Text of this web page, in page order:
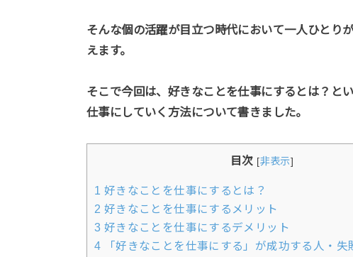
そんな個の活躍が目立つ時代において一人ひとり
えます。
そこで今回は、好きなことを仕事にするとは？と
仕事にしていく方法について書きました。
目次 [非表示]
1 好きなことを仕事にするとは？
2 好きなことを仕事にするメリット
3 好きなことを仕事にするデメリット
4 「好きなことを仕事にする」が成功する人・失